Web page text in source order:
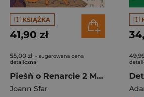
KSIĄŻKA
41,90 zł
55,00 zł - sugerowana cena
detaliczna
Pieśń o Renarcie 2 Magia bez cudów
Joann Sfar